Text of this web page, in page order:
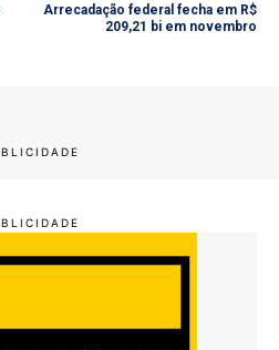
Arrecadação federal fecha em R$
209,21 bi em novembro